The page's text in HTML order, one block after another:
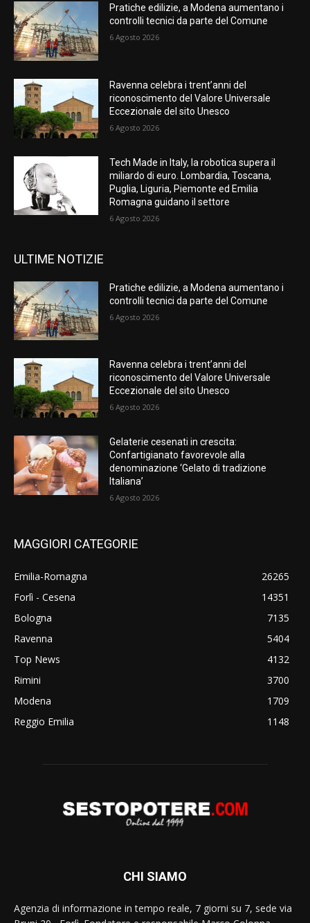
Pratiche edilizie, a Modena aumentano i
controlli tecnici da parte del Comune
6 Agosto 2026
Ravenna celebra i trent’anni del
riconoscimento del Valore Universale
Eccezionale del sito Unesco
6 Agosto 2026
Tech Made in Italy, la robotica supera il
miliardo di euro. Lombardia, Toscana,
Puglia, Liguria, Piemonte ed Emilia
Romagna guidano il settore
6 Agosto 2026
ULTIME NOTIZIE
Pratiche edilizie, a Modena aumentano i
controlli tecnici da parte del Comune
6 Agosto 2026
Ravenna celebra i trent’anni del
riconoscimento del Valore Universale
Eccezionale del sito Unesco
6 Agosto 2026
Gelaterie cesenati in crescita:
Confartigianato favorevole alla
denominazione ‘Gelato di tradizione
Italiana’
6 Agosto 2026
MAGGIORI CATEGORIE
Emilia-Romagna
26265
Forlì - Cesena
14351
Bologna
7135
Ravenna
5404
Top News
4132
Rimini
3700
Modena
1709
Reggio Emilia
1148
CHI SIAMO
Agenzia di informazione in tempo reale, 7 giorni su 7, sede via